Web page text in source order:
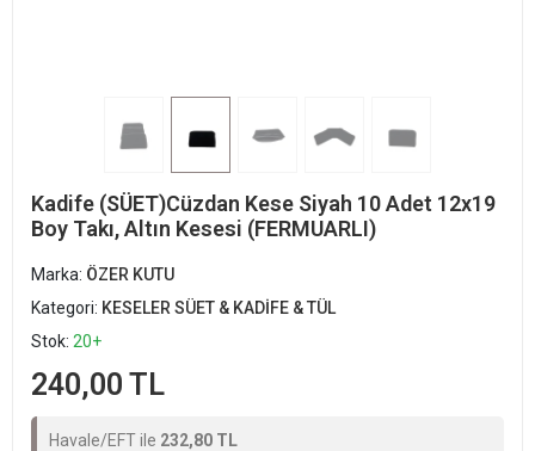
Kadife (SÜET)Cüzdan Kese Siyah 10 Adet 12x19
Boy Takı, Altın Kesesi (FERMUARLI)
Marka: ÖZER KUTU
Kategori: KESELER SÜET & KADİFE & TÜL
Stok: 20+
240,00 TL
Havale/EFT ile 232,80 TL